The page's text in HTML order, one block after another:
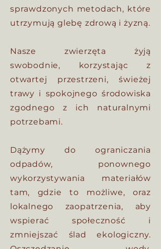
sprawdzonych metodach, które
utrzymują glebę zdrową i żyzną.
Nasze zwierzęta żyją
swobodnie, korzystając z
otwartej przestrzeni, świeżej
trawy i spokojnego środowiska
zgodnego z ich naturalnymi
potrzebami.
Dążymy do ograniczania
odpadów, ponownego
wykorzystywania materiałów
tam, gdzie to możliwe, oraz
lokalnego zaopatrzenia, aby
wspierać społeczność i
zmniejszać ślad ekologiczny.